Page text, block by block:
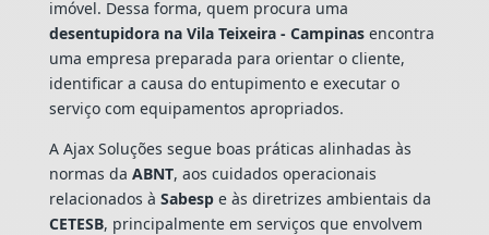
imóvel. Dessa forma, quem procura uma
desentupidora na Vila Teixeira - Campinasencontra
uma empresa preparada para orientar o cliente,
identificar a causa do entupimento e executar o
serviço com equipamentos apropriados.
A Ajax Soluções segue boas práticas alinhadas às
normas da ABNT, aos cuidados operacionais
relacionados à Sabespe às diretrizes ambientais da
CETESB, principalmente em serviços que envolvem